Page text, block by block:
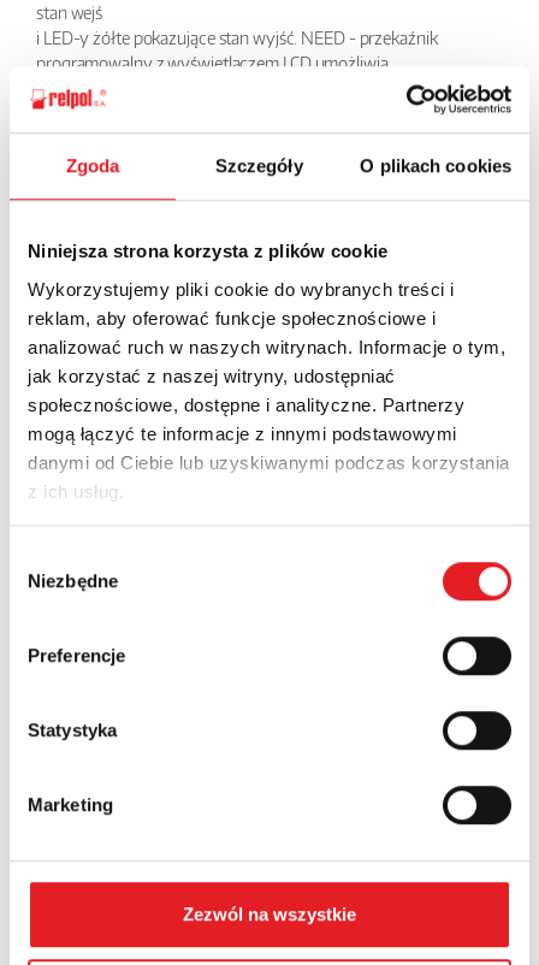
Zgoda Szczegóły O plikach cookies
Niniejsza strona korzysta z plików cookie
Wykorzystujemy pliki cookie do wybranych treści i
reklam, aby oferować funkcje społecznościowe i
analizować ruch w naszych witrynach. Informacje o tym,
jak korzystać z naszej witryny, udostępniać
społecznościowe, dostępne i analityczne. Partnerzy
mogą łączyć te informacje z innymi podstawowymi
danymi od Ciebie lub uzyskiwanymi podczas korzystania
z ich usług.
zgody
Niezbędne
Preferencje
Statystyka
Marketing
Zezwól na wszystkie
stan wejś
i LED-y żółte pokazujące stan wyjść. NEED - przekaźnik
programowalny z wyświetlaczem LCD umożliwia
programowanie zarówno w języku LAD, jak i STL. Urządzenie to
znajduje zastosowanie w automatyce przemysłowej, wszelkiego
rodzaju aplikacjach, w których potrzebne jest zastosowanie
prostego sterowania.
Zapytaj o szczegóły oferty
Imię i nazwisko: *
Nazwa firmy:
Województwo:
Treść: *